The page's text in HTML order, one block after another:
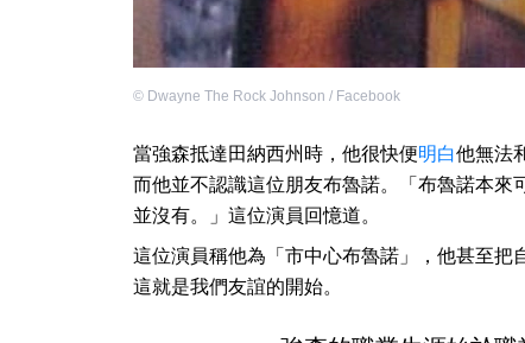
© Dwayne The Rock Johnson / Facebook
當強森抵達田納西州時，他很快便明白他無法
而他並不認識這位朋友布魯諾。「布魯諾本
並沒有。」這位演員回憶道。
這位演員稱他為「市中心布魯諾」，他甚至把
這就是我們友誼的開始。